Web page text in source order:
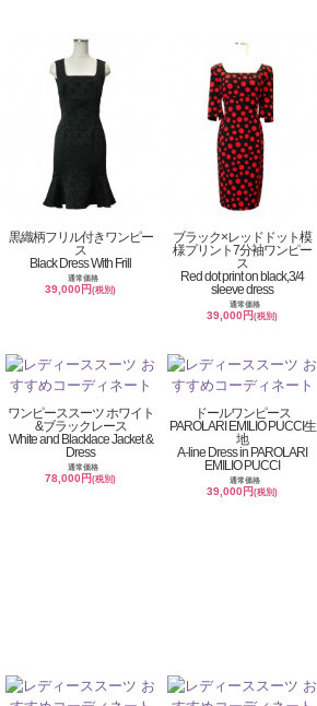
黒織柄フリル付きワンピー
ス
Black Dress With Frill
通常価格
39,000円(税別)
ブラック×レッドドット模
様プリント7分袖ワンピー
ス
Red dot print on black,3/4
sleeve dress
通常価格
39,000円(税別)
ワンピーススーツ ホワイト
&ブラックレース
White and Blacklace Jacket &
Dress
通常価格
78,000円(税別)
ドールワンピース
PAROLARI EMILIO PUCCI生
地
A-line Dress in PAROLARI
EMILIO PUCCI
通常価格
39,000円(税別)